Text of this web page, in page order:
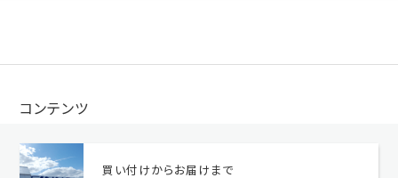
コンテンツ
買い付けからお届けまで